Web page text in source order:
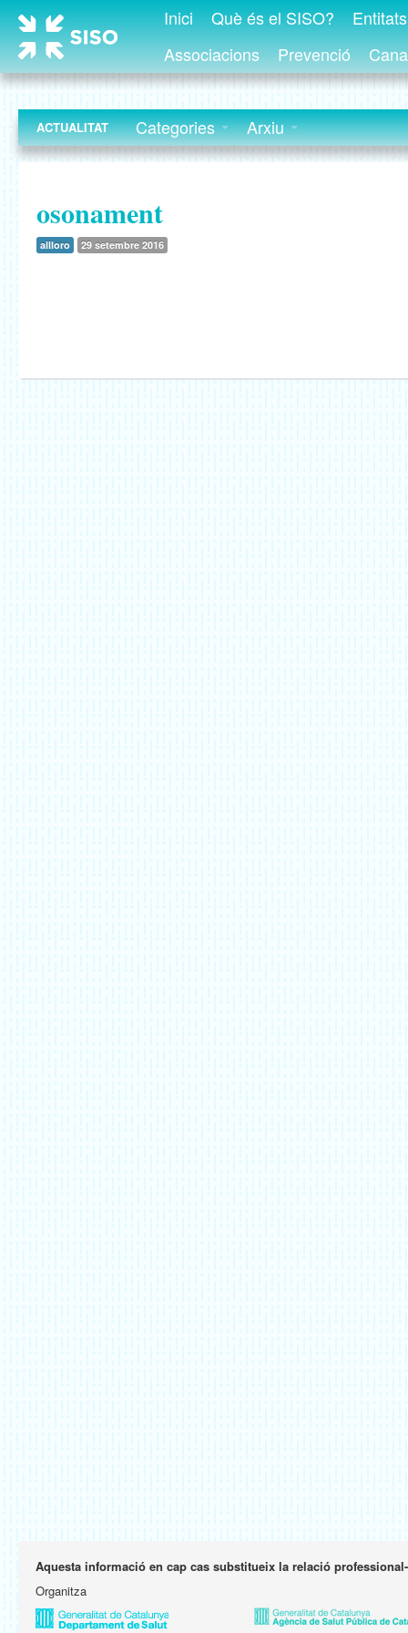
Inici Què és el SISO?
Associacions
Prevenció
ACTUALITAT Categories Arxiu
osonament
allloro 29 setembre 2016
Aquesta informació en cap cas substitueix la relació
Organitza